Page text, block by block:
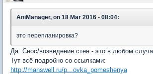
AniManager, on 18 Mar 2016 - 08:04:
это перепланировка?
Да. Снос/возведение стен - это в любом
Тут всё подробно со ссылками:
http://manswell.ru/p...ovka_pomeshenya